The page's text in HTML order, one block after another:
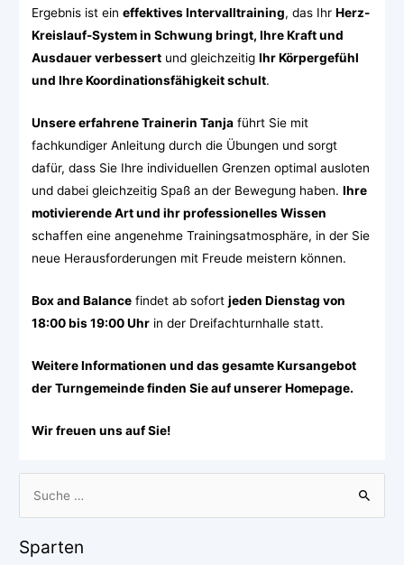
Ergebnis ist ein effektives Intervalltraining, das Ihr Herz-
Kreislauf-System in Schwung bringt, Ihre Kraft und
Ausdauer verbessertund gleichzeitig Ihr Körpergefühl
und Ihre Koordinationsfähigkeit schult.
Unsere erfahrene Trainerin Tanjaführt Sie mit
fachkundiger Anleitung durch die Übungen und sorgt
dafür, dass Sie Ihre individuellen Grenzen optimal ausloten
und dabei gleichzeitig Spaß an der Bewegung haben. Ihre
motivierende Art und ihr professionelles Wissen
schaffen eine angenehme Trainingsatmosphäre, in der Sie
neue Herausforderungen mit Freude meistern können.
Box and Balancefindet ab sofort jeden Dienstag von
18:00 bis 19:00 Uhrin der Dreifachturnhalle statt.
Weitere Informationen und das gesamte Kursangebot
der Turngemeinde finden Sie auf unserer Homepage.
Wir freuen uns auf Sie!
Sparten